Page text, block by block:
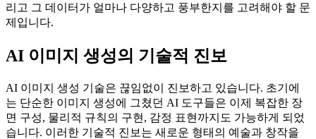
리고 그 데이터가 얼마나 다양하고 풍부한지를 고려해야 할 문
제입니다.
AI 이미지 생성의 기술적 진보
AI 이미지 생성 기술은 끊임없이 진보하고 있습니다. 초기에
는 단순한 이미지 생성에 그쳤던 AI 도구들은 이제 복잡한 장
면 구성, 물리적 규칙의 구현, 감정 표현까지도 가능하게 되었
습니다. 이러한 기술적 진보는 새로운 형태의 예술과 창작을